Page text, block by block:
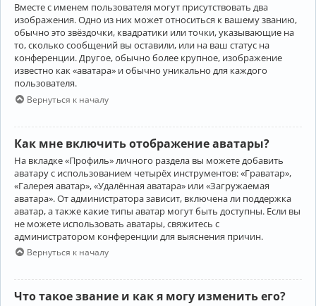
Вместе с именем пользователя могут присутствовать два
изображения. Одно из них может относиться к вашему званию,
обычно это звёздочки, квадратики или точки, указывающие на
то, сколько сообщений вы оставили, или на ваш статус на
конференции. Другое, обычно более крупное, изображение
известно как «аватара» и обычно уникально для каждого
пользователя.
Вернуться к началу
Как мне включить отображение аватары?
На вкладке «Профиль» личного раздела вы можете добавить
аватару с использованием четырёх инструментов: «Граватар»,
«Галерея аватар», «Удалённая аватара» или «Загружаемая
аватара». От администратора зависит, включена ли поддержка
аватар, а также какие типы аватар могут быть доступны. Если вы
не можете использовать аватары, свяжитесь с
администратором конференции для выяснения причин.
Вернуться к началу
Что такое звание и как я могу изменить его?